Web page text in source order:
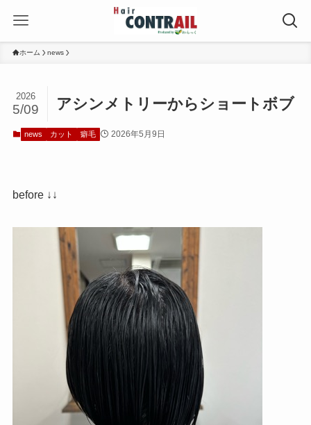
ホーム news
アシンメトリーからショートボブ
2026
5/09
news カット 癖毛 2026年5月9日
before ↓↓